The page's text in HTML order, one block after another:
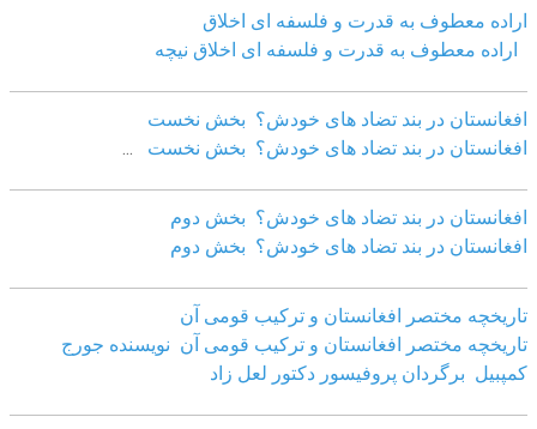
اراده معطوف به قدرت و فلسفه ای اخلاق
اراده معطوف به قدرت و فلسفه ای اخلاق نیچه
افغانستان در بند تضاد های خودش؟ بخش نخست
افغانستان در بند تضاد های خودش؟ بخش نخست
افغانستان در بند تضاد های خودش؟ بخش دوم
افغانستان در بند تضاد های خودش؟ بخش دوم
تاریخچه مختصر افغانستان و ترکیب قومی آن
تاریخچه مختصر افغانستان و ترکیب قومی آن نویسنده جورج
کمپبیل برگردان پروفیسور دکتور لعل زاد